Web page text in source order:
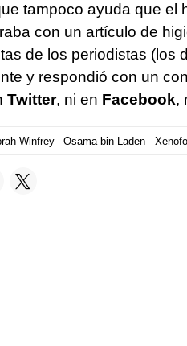
tampoco ayuda que el
con un artículo de
de los periodistas (los
y respondió con un
Twitter, ni en Facebook,
Winfrey Osama bin Laden